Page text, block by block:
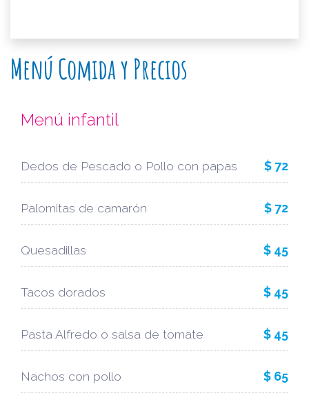
Menú Comida y Precios
Menú infantil
Dedos de Pescado o Pollo con papas $ 72
Palomitas de camarón $ 72
Quesadillas $ 45
Tacos dorados $ 45
Pasta Alfredo o salsa de tomate $ 45
Nachos con pollo $ 65